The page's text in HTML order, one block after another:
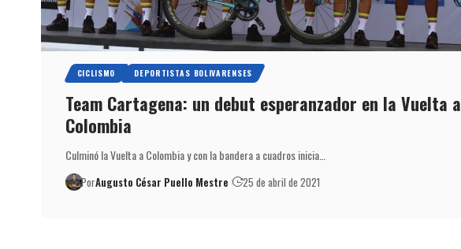
CICLISMO DEPORTISTAS BOLIVARENSES
Team Cartagena: un debut esperanzador en la Vuelta a
Colombia
Culminó la Vuelta a Colombia y con la bandera a cuadros inicia…
PorAugusto César Puello Mestre 25 de abril de 2021